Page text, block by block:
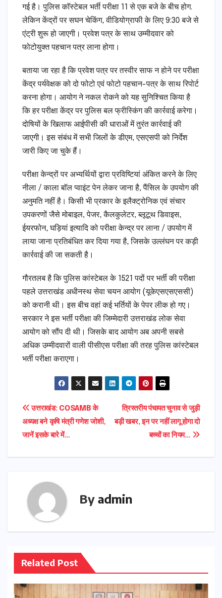
गई है। पुलिस कॉस्टेबल भर्ती परीक्षा 11 से एक बजे के बीच होग.
लेकिन केंद्रों पर सघन चेकिंग, वीडियोग्राफी के लिए 9:30 बजे से
एंट्री शुरू हो जाएगी। प्रवेश पत्र के साथ उम्मीदवार को
फोटोयुक्त पहचान पत्र लाना होगा।
बताया जा रहा है कि प्रवेश पत्र पर तस्वीर साफ न होने पर परीक्षा
केंद्र पर्यवेक्षक को दो फोटो एवं फोटो पहचान-पत्र के साथ रिपोर्ट
करना होगा। आयोग ने नकल रोकने को यह सुनिश्चित किया है
कि हर परीक्षा केंद्र पर पुलिस बल फ्रीस्किंग की कार्रवाई करेगा।
दोषियों के खिलाफ आईपीसी की धाराओं में तुरंत कार्रवाई की
जाएगी। इस संबंध में सभी जिलों के डीएम, एसएसपी को निर्देश
जारी किए जा चुके हैं।
परीक्षा केन्द्रों पर अभ्यर्थियों द्वारा प्रविष्टियां अंकित करने के लिए
नीला / काला बॉल प्वाइंट पेन लेकर जाना है, पैंसिल के उपयोग की
अनुमति नहीं है। किसी भी प्रकार के इलैक्ट्रोनिक एवं संचार
उपकरणों जैसे मोबाइल, पेजर, कैलकुलेटर, ब्लूटूथ डिवाइस,
ईयरफोन, घड़ियां इत्यादि को परीक्षा केन्द्र पर लाना / उपयोग में
लाया जाना प्रतिबंधित कर दिया गया है, जिसके उल्लंघन पर कड़ी
कार्रवाई की जा सकती है।
गौरतलब है कि पुलिस कांस्टेबल के 1521 पदों पर भर्ती की परीक्षा
पहले उत्तराखंड अधीनस्थ सेवा चयन आयोग (यूकेएसएसएससी)
को करानी थी। इस बीच वहां कई भर्तियों के पेपर लीक हो गए।
सरकार ने इस भर्ती परीक्षा की जिम्मेदारी उत्तराखंड लोक सेवा
आयोग को सौंप दी थी। जिसके बाद आयोग अब अपनी सबसे
अधिक उम्मीदवारों वाली पीसीएस परीक्षा की तरह पुलिस कांस्टेबल
भर्ती परीक्षा कराएगा।
Post
navigation
त्रिस्तरीय पंचायत चुनाव से जुड़ी
बड़ी खबर, इन पर नहीं लागू होगा दो
बच्चों का नियम…
उत्तराखंड: COSAMB के
अध्यक्ष बने कृषि मंत्री गणेश जोशी,
जानें इसके बारे में…
By admin
Related Post